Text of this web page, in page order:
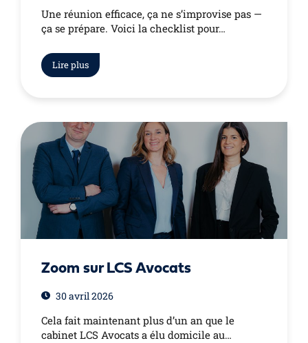
Une réunion efficace, ça ne s’improvise pas —
ça se prépare. Voici la checklist pour…
Lire plus
Zoom sur LCS Avocats
30 avril 2026
Cela fait maintenant plus d’un an que le
cabinet LCS Avocats a élu domicile au…